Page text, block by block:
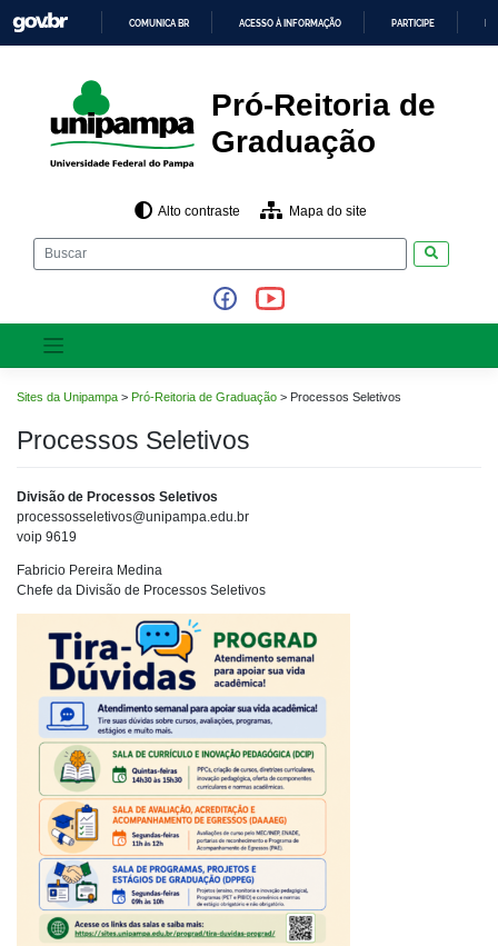
para
o
CONTEÚDO
COMUNICA BR ACESSO À INFORMAÇÃO PARTICIPE
Pró-Reitoria de
Graduação
Alto contraste Mapa do site
Sites da Unipampa > Pró-Reitoria de Graduação > Processos Seletivos
Processos Seletivos
Divisão de Processos Seletivos
processosseletivos@unipampa.edu.br
voip 9619
Fabricio Pereira Medina
Chefe da Divisão de Processos Seletivos